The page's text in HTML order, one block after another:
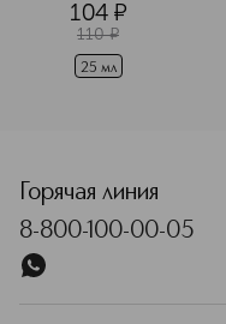
тканевая маска
с пантенолом
104 ¤
110 ¤
25 мл
Горячая линия
8-800-100-00-05